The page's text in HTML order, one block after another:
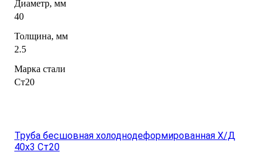
Диаметр, мм
40
Толщина, мм
2.5
Марка стали
Ст20
Труба бесшовная холоднодеформированная Х/Д
40х3 Ст20